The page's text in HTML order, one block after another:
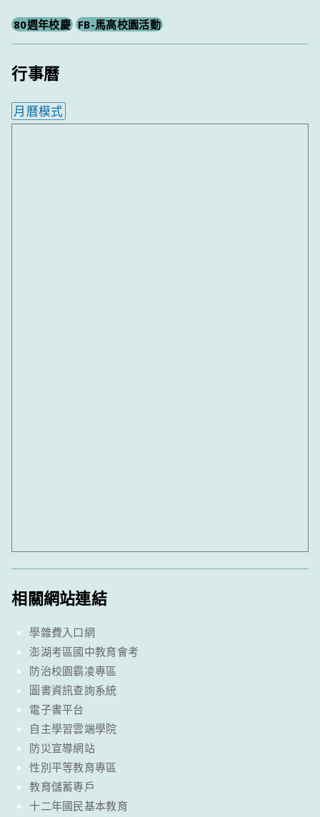
80週年校慶 FB-馬高校園活動
行事曆
月曆模式
相關網站連結
學雜費入口網
澎湖考區國中教育會考
防治校園霸凌專區
圖書資訊查詢系統
電子書平台
自主學習雲端學院
防災宣導網站
性別平等教育專區
教育儲蓄專戶
十二年國民基本教育